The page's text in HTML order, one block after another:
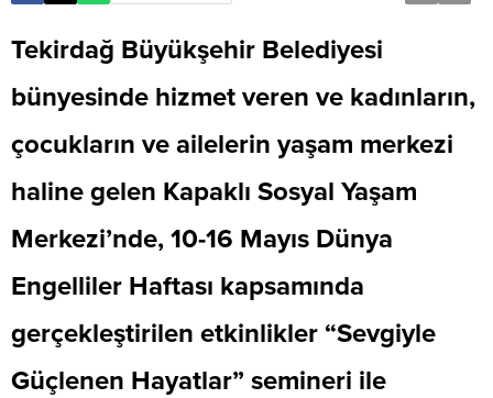
Tekirdağ Büyükşehir Belediyesi
bünyesinde hizmet veren ve kadınların,
çocukların ve ailelerin yaşam merkezi
haline gelen Kapaklı Sosyal Yaşam
Merkezi’nde, 10-16 Mayıs Dünya
Engelliler Haftası kapsamında
gerçekleştirilen etkinlikler “Sevgiyle
Güçlenen Hayatlar” semineri ile